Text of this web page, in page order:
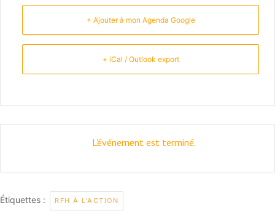
+ Ajouter à mon Agenda Google
+ iCal / Outlook export
L'événement est terminé.
Étiquettes : RFH À L'ACTION